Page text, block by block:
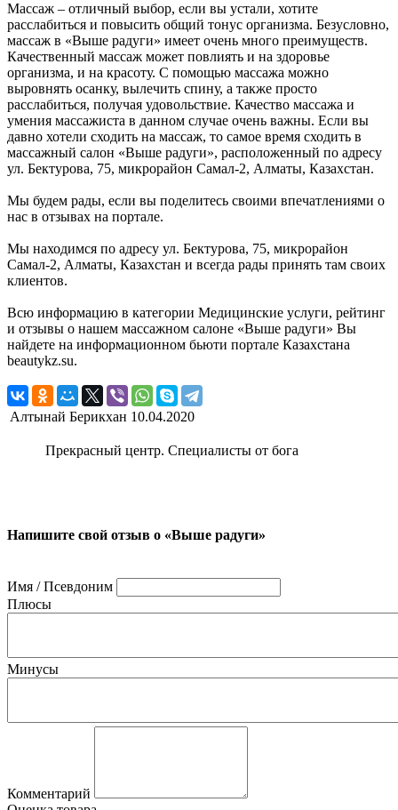
Массаж – отличный выбор, если вы устали, хотите
расслабиться и повысить общий тонус организма. Безусловно,
массаж в «Выше радуги» имеет очень много преимуществ.
Качественный массаж может повлиять и на здоровье
организма, и на красоту. С помощью массажа можно
выровнять осанку, вылечить спину, а также просто
расслабиться, получая удовольствие. Качество массажа и
умения массажиста в данном случае очень важны. Если вы
давно хотели сходить на массаж, то самое время сходить в
массажный салон «Выше радуги», расположенный по адресу
ул. Бектурова, 75, микрорайон Самал-2, Алматы, Казахстан.
Мы будем рады, если вы поделитесь своими впечатлениями о
нас в отзывах на портале.
Мы находимся по адресу ул. Бектурова, 75, микрорайон
Самал-2, Алматы, Казахстан и всегда рады принять там своих
клиентов.
Всю информацию в категории Медицинские услуги, рейтинг
и отзывы о нашем массажном салоне «Выше радуги» Вы
найдете на информационном бьюти портале Казахстана
beautykz.su.
Алтынай Берикхан 10.04.2020
Прекрасный центр. Специалисты от бога
Напишите свой отзыв о «Выше радуги»
Имя / Псевдоним
Плюсы
Минусы
Комментарий